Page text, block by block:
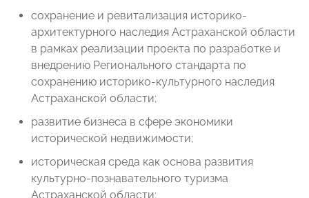
сохранение и ревитализация историко-
архитектурного наследия Астраханской области
в рамках реализации проекта по разработке и
внедрению Регионального стандарта по
сохранению историко-культурного наследия
Астраханской области;
развитие бизнеса в сфере экономики
исторической недвижимости;
историческая среда как основа развития
культурно-познавательного туризма
Астраханской области;